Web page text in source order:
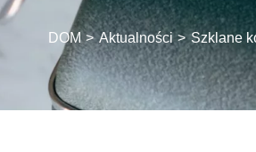
DOM Aktualności Szklane